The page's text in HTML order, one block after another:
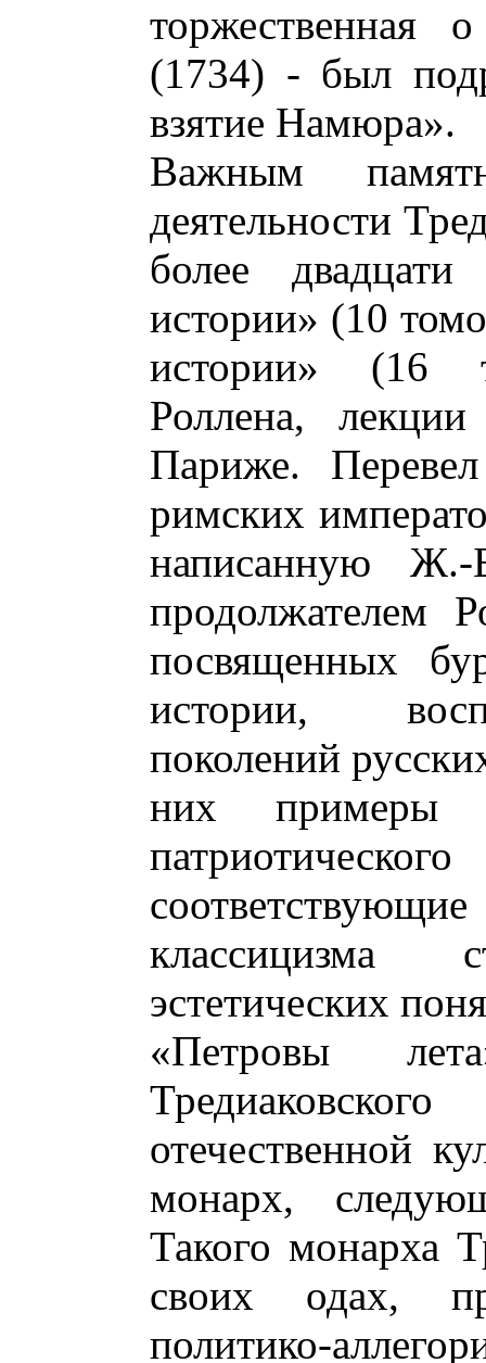
торжественная
(1734) - был
взятие Намюра».
Важным
деятельности
более
истории» (10
истории» (16
Роллена,
Париже.
римских
написанную
продолжателем
посвященных
истории,
поколений
них примеры
эстетических
«Петровы
отечественной
монарх,
Такого монарха
своих одах,
политико-